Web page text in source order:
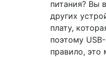
питания? Вы
других
плату,
поэтому
правило, это